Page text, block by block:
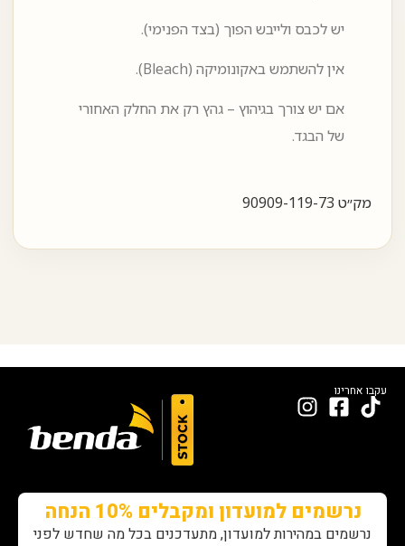
יש לכבס ולייבש הפוך (בצד הפנימי).
אין להשתמש באקונומיקה (Bleach).
אם יש צורך בגיהוץ – גהץ רק את החלק האחורי
של הבגד.
מק״ט 90909-119-73
עקבו אחרינו
נרשמים למועדון ומקבלים 10% הנחה
נרשמים במהירות למועדון, מתעדכנים בכל מה שחדש לפני